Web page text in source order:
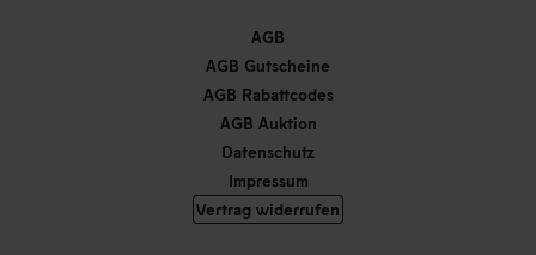
AGB
AGB Gutscheine
AGB Rabattcodes
AGB Auktion
Datenschutz
Impressum
Vertrag widerrufen